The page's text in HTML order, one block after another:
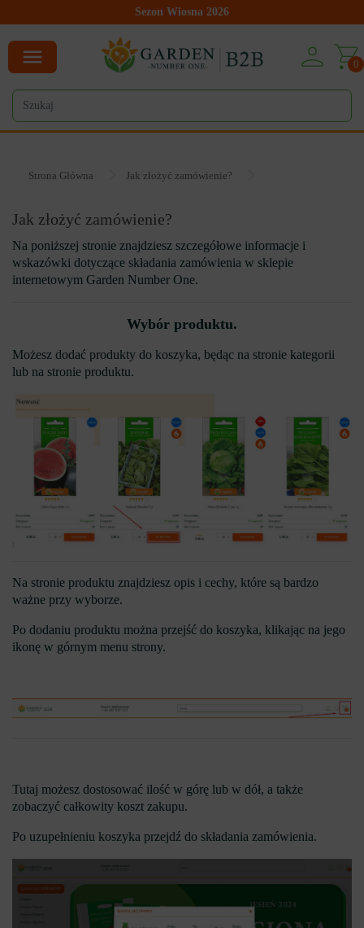
Sezon Wiosna 2026
0
Strona Główna Jak złożyć zamówienie?
Jak złożyć zamówienie?
Na poniższej stronie znajdziesz szczegółowe informacje i
wskazówki dotyczące składania zamówienia w sklepie
internetowym Garden Number One.
Wybór produktu.
Możesz dodać produkty do koszyka, będąc na stronie kategorii
lub na stronie produktu.
Na stronie produktu znajdziesz opis i cechy, które są bardzo
ważne przy wyborze.
Po dodaniu produktu można przejść do koszyka, klikając na jego
ikonę w górnym menu strony.
Tutaj możesz dostosować ilość w górę lub w dół, a także
zobaczyć całkowity koszt zakupu.
Po uzupełnieniu koszyka przejdź do składania zamówienia.